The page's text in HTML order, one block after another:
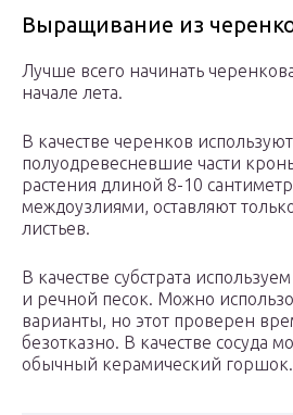
Выращивание из
Лучше всего начинать
начале лета.
В качестве черенков используют
полуодревесневшие части
растения длиной 8-10
междоузлиями, оставляют
листьев.
В качестве субстрата
и речной песок. Можно
варианты, но этот проверен
безотказно. В качестве сосуда
обычный керамический горшок.